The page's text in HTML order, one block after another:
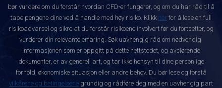
bør vurdere om du forstår hvordan CFD-er fungerer, og om du har råd til å
tape pengene dine ved å handle med høy risiko. Klikk her for å lese en full
risikoadvarsel og sikre at du forstår risikoene involvert før du fortsetter, og
vurderer din relevante erfaring. Søk uavhengig råd om nødvendig.
Informasjonen som er oppgitt på dette nettstedet, og avslørende
dokumenter, er av generell art, og tar ikke hensyn til dine personlige
forhold, økonomiske situasjon eller andre behov. Du bør lese og forstå
vilkårene og betingelsene grundig og rådføre deg med en uavhengig part